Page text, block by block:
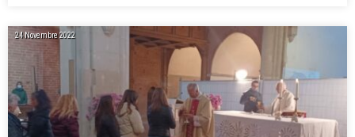
24 Novembre 2022